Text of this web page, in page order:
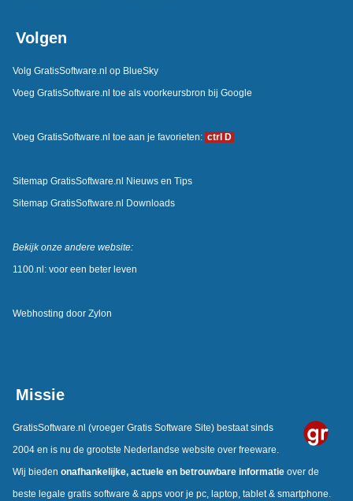
Volgen
Volg GratisSoftware.nl op BlueSky
Voeg GratisSoftware.nl toe als voorkeursbron bij Google
Voeg GratisSoftware.nl toe aan je favorieten: ctrl D
Sitemap GratisSoftware.nl Nieuws en Tips
Sitemap GratisSoftware.nl Downloads
Bekijk onze andere website:
1100.nl: voor een beter leven
Webhosting door Zylon
Missie
GratisSoftware.nl (vroeger Gratis Software Site) bestaat sinds
2004 en is nu de grootste Nederlandse website over freeware.
Wij bieden onafhankelijke, actuele en betrouwbare informatieover de
beste legale gratis software & apps voor je pc, laptop, tablet & smartphone.